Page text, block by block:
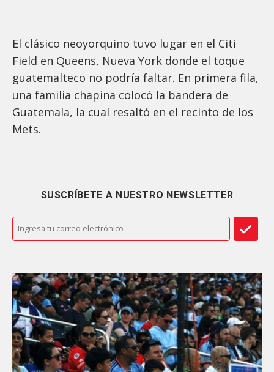
El clásico neoyorquino tuvo lugar en el Citi
Field en Queens, Nueva York donde el toque
guatemalteco no podría faltar. En primera fila,
una familia chapina colocó la bandera de
Guatemala, la cual resaltó en el recinto de los
Mets.
SUSCRÍBETE A NUESTRO NEWSLETTER